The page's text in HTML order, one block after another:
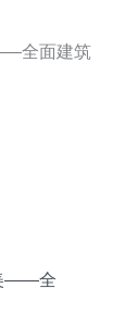
——全